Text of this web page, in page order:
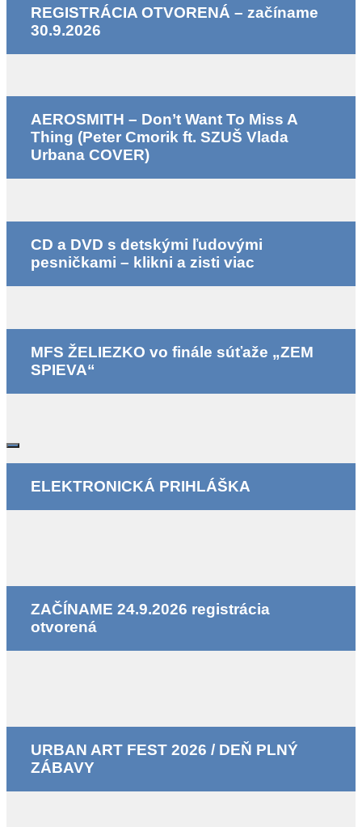
REGISTRÁCIA OTVORENÁ – začíname
30.9.2026
AEROSMITH – Don’t Want To Miss A
Thing (Peter Cmorik ft. SZUŠ Vlada
Urbana COVER)
CD a DVD s detskými ľudovými
pesničkami – klikni a zisti viac
MFS ŽELIEZKO vo finále súťaže „ZEM
SPIEVA“
ELEKTRONICKÁ PRIHLÁŠKA
ZAČÍNAME 24.9.2026 registrácia
otvorená
URBAN ART FEST 2026 / DEŇ PLNÝ
ZÁBAVY